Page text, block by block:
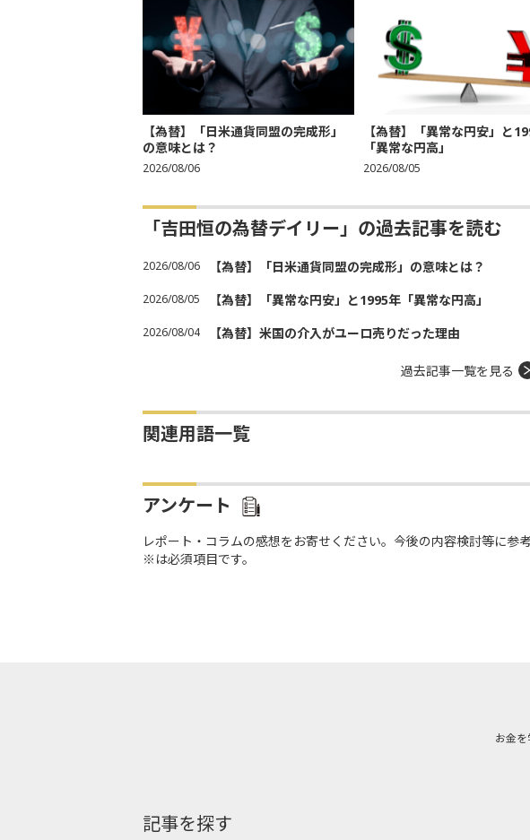
【為替】「日米通貨同盟の完成形」
の意味とは？
2026/08/06
【為替】「異常な円安」と
「異常な円高」
2026/08/05
「吉田恒の為替デイリー」の過去記事を読む
2026/08/06 【為替】「日米通貨同盟の完成形」の意味とは？
2026/08/05 【為替】「異常な円安」と1995年「異常な円高」
2026/08/04 【為替】米国の介入がユーロ売りだった理由
過去記事一覧を見る
関連用語一覧
アンケート
レポート・コラムの感想をお寄せください。今後の内容検討等に参
※は必須項目です。
お金
記事を探す